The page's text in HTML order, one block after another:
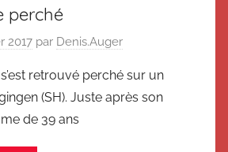
perché
2017 par Denis.Auger
retrouvé perché sur un
(SH). Juste après son
de 39 ans